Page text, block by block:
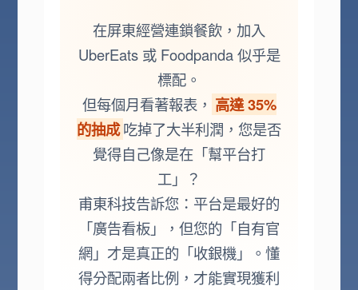
在屏東經營連鎖餐飲，加入
UberEats 或 Foodpanda 似乎是
標配。
但每個月看著報表， 高達 35%
的抽成吃掉了大半利潤，您是否
覺得自己像是在「幫平台打
工」？
甫東科技告訴您：平台是最好的
「廣告看板」，但您的「自有官
網」才是真正的「收銀機」。懂
得分配兩者比例，才能實現獲利